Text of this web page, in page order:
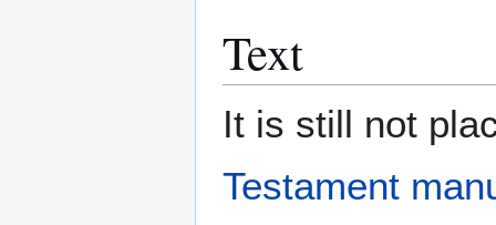
Text
It is still not
Testament